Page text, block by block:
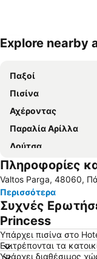
Ανάπτυξη χάρτη
Explore nearby
Παξοί
Πισίνα
Αχέροντας
Παραλία Αρίλλα
Λούτσα
Κυανή Ακτή
Σύβοτα
Αλωνάκι
Παραλία Μπέλλα
Λιμάνι του Γάιου
Κυανή Ακτή
Πληροφορίες
Valtos Parga, 48060,
Περισσότερα
Συχνές
Princess
Υπάρχει πισίνα στο
Επιτρέπονται τα
Υπάρχει διαθέσιμος